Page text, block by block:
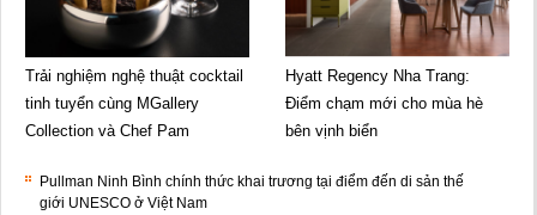
Trải nghiệm nghệ thuật cocktail
tinh tuyển cùng MGallery
Collection và Chef Pam
Hyatt Regency Nha Trang:
Điểm chạm mới cho mùa hè
bên vịnh biển
Pullman Ninh Bình chính thức khai trương tại điểm đến di sản thế
giới UNESCO ở Việt Nam